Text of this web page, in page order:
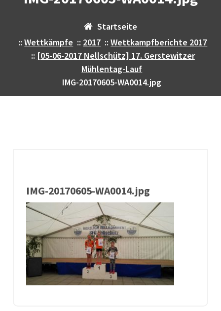
Startseite
::Wettkämpfe :: 2017 ::Wettkampfberichte 2017
:: [05-06-2017 Nellschütz] 17. Gerstewitzer
Mühlentag-Lauf
IMG-20170605-WA0014.jpg
IMG-20170605-WA0014.jpg